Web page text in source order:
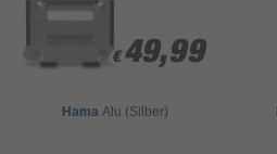
Sekunden
OmniBook
Laptop
€ 49,99
€ 49,99
Hama Alu (Silber)